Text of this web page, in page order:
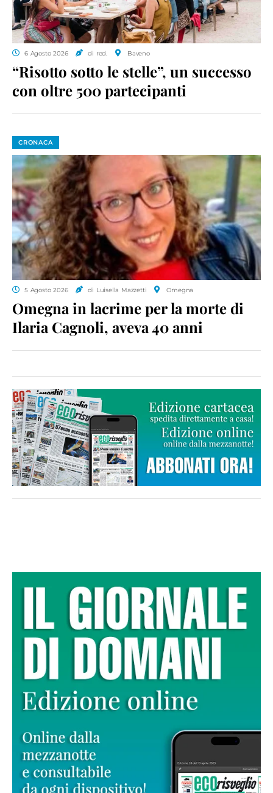
6 Agosto 2026 di red. Baveno
“Risotto sotto le stelle”, un successo
con oltre 500 partecipanti
CRONACA
5 Agosto 2026 di Luisella Mazzetti Omegna
Omegna in lacrime per la morte di
Ilaria Cagnoli, aveva 40 anni